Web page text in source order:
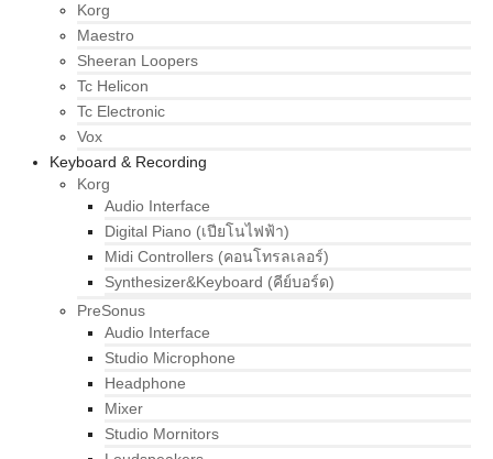
Korg
Maestro
Sheeran Loopers
Tc Helicon
Tc Electronic
Vox
Keyboard & Recording
Korg
Audio Interface
Digital Piano (เปียโนไฟฟ้า)
Midi Controllers (คอนโทรลเลอร์)
Synthesizer&Keyboard (คีย์บอร์ด)
PreSonus
Audio Interface
Studio Microphone
Headphone
Mixer
Studio Mornitors